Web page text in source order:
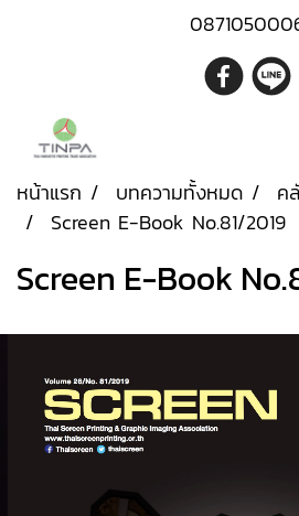
หน้าแรก บทความทั้งหมด
ค
Screen E-Book No.81/2019
Screen E-Book